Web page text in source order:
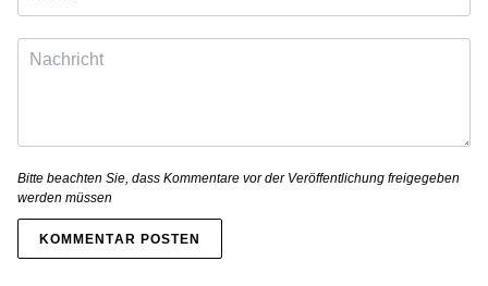
Bitte beachten Sie, dass Kommentare vor der Veröffentlichung freigegeben
werden müssen
KOMMENTAR POSTEN